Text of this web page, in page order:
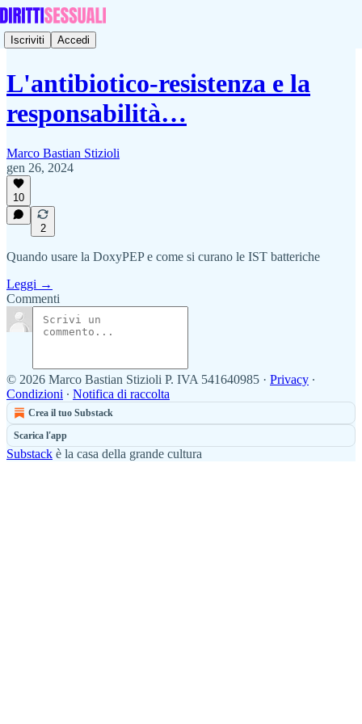
Iscriviti Accedi
L'antibiotico-resistenza e la
responsabilità…
Marco Bastian Stizioli
gen 26, 2024
10
2
Quando usare la DoxyPEP e come si curano le IST batteriche
Leggi →
Commenti
© 2026 Marco Bastian Stizioli P. IVA 541640985 · Privacy ∙
Condizioni ∙ Notifica di raccolta
Crea il tuo Substack
Scarica l'app
Substack è la casa della grande cultura